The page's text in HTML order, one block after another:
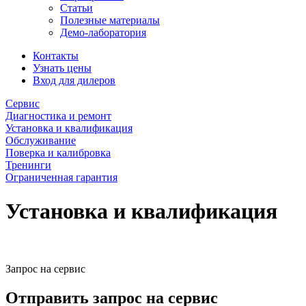
Статьи
Полезные материалы
Демо-лаборатория
Контакты
Узнать цены
Вход для дилеров
Сервис
Диагностика и ремонт
Установка и квалификация
Обслуживание
Поверка и калибровка
Тренинги
Ограниченная гарантия
Установка и квалификация
Запрос на сервис
Отправить запрос на сервис